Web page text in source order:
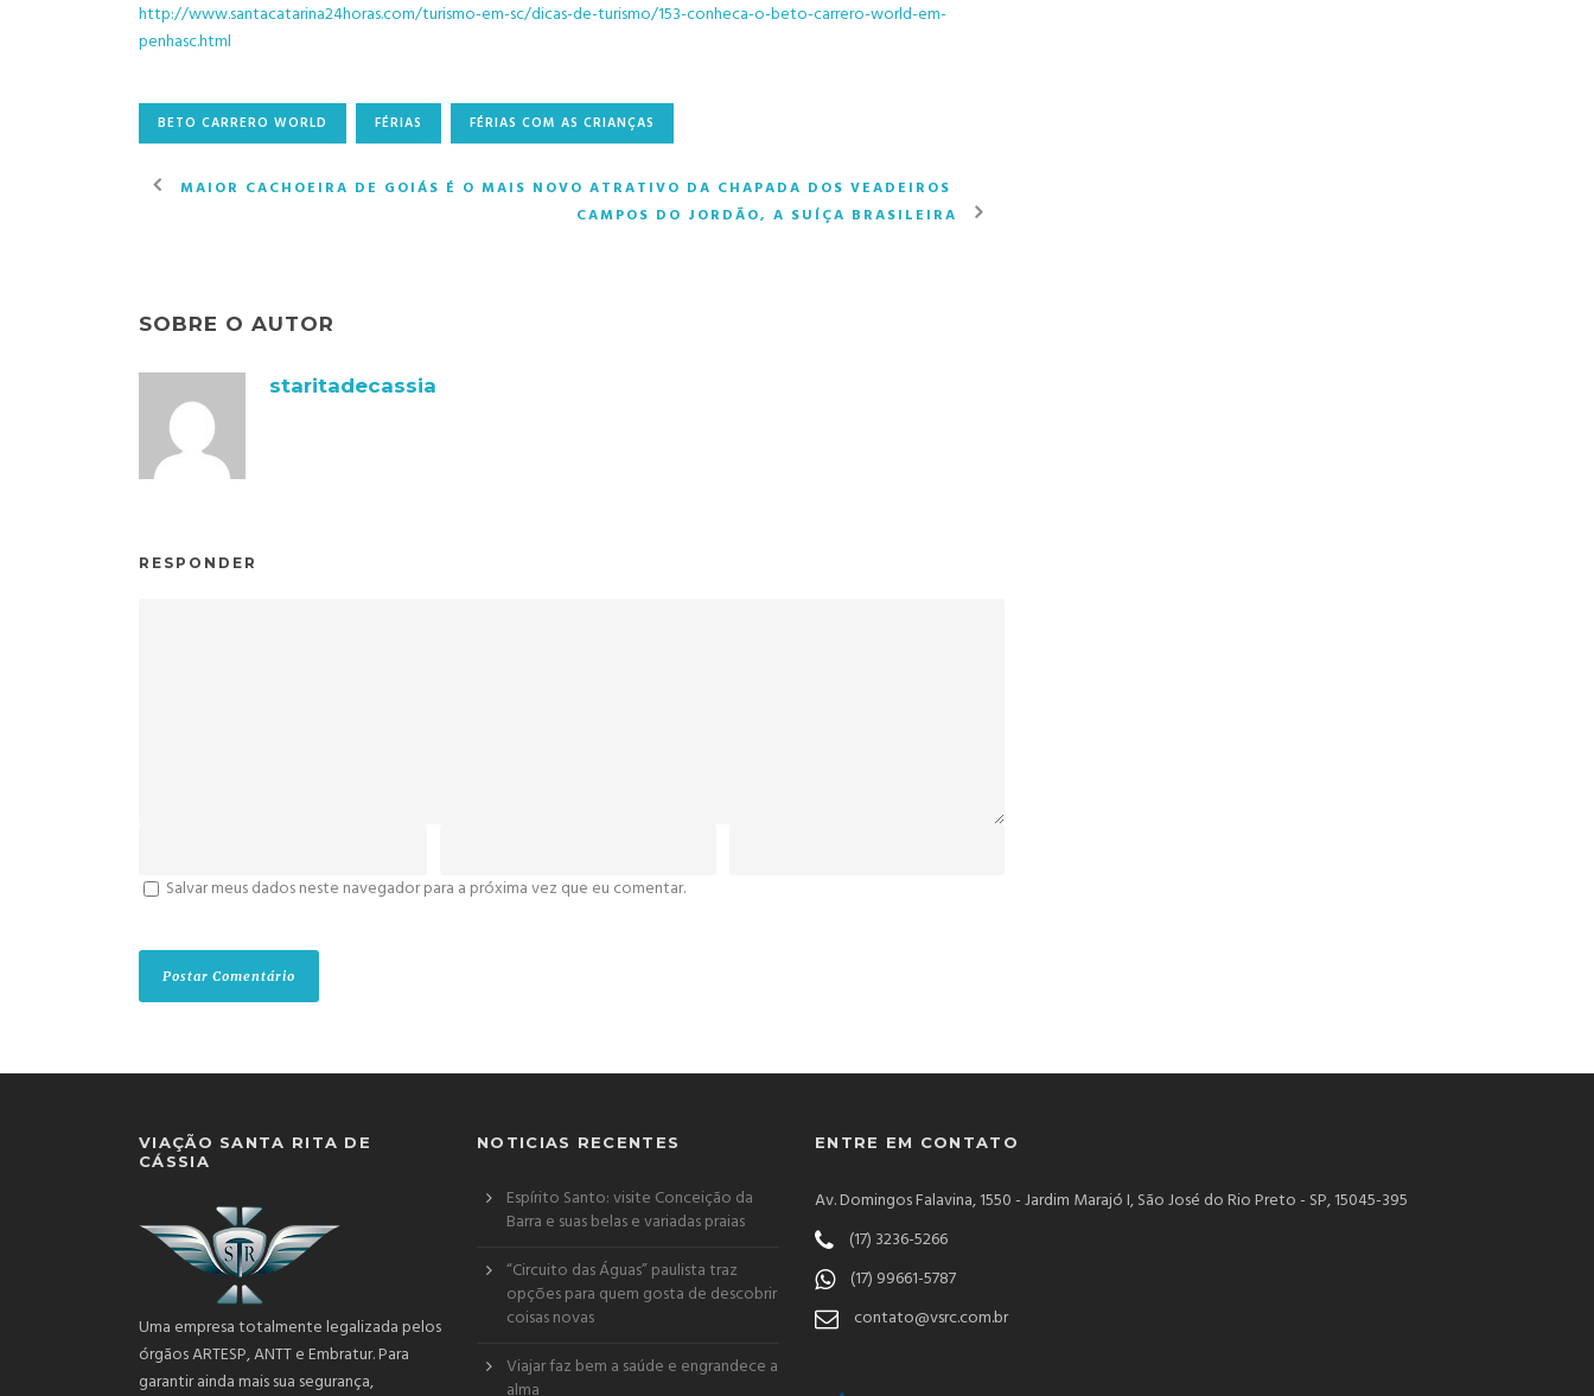
http://www.santacatarina24horas.com/turismo-em-sc/dicas-de-turismo/153-conheca-o-beto-carrero-world-em-
penhasc.html
BETO CARRERO WORLD FÉRIAS FÉRIAS COM AS CRIANÇAS
MAIOR CACHOEIRA DE GOIÁS É O MAIS NOVO ATRATIVO DA CHAPADA DOS VEADEIROS
CAMPOS DO JORDÃO, A SUÍÇA BRASILEIRA
SOBRE O AUTOR
staritadecassia
RESPONDER
Salvar meus dados neste navegador para a próxima vez que eu comentar.
VIAÇÃO SANTA RITA DE
CÁSSIA
Uma empresa totalmente legalizada pelos
órgãos ARTESP, ANTT e Embratur. Para
garantir ainda mais sua segurança,
NOTICIAS RECENTES
Espírito Santo: visite Conceição da
Barra e suas belas e variadas praias
“Circuito das Águas” paulista traz
opções para quem gosta de descobrir
coisas novas
Viajar faz bem a saúde e engrandece a
ENTRE EM CONTATO
Av. Domingos Falavina, 1550 - Jardim Marajó I, São José do Rio Preto - SP, 15045-395
(17) 3236-5266
(17) 99661-5787
contato@vsrc.com.br